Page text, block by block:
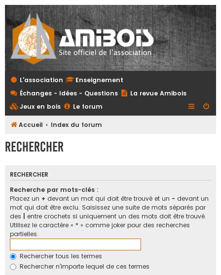
L'association
Enseignement
Échanges - Idées - Questions
La revue Amibois
Jeux en bois
Le forum
Accueil Index du forum
Rechercher
RECHERCHER
Recherche par mots-clés :
Placez un + devant un mot qui doit être trouvé et un - devant un
mot qui doit être exclu. Saisissez une suite de mots séparés par
des
entre crochets si uniquement un des mots doit être trouvé.
Utilisez le caractère « * » comme joker pour des recherches
partielles.
Rechercher tous les termes
Rechercher n’importe lequel de ces termes